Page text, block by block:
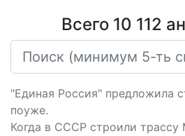
Всего 10 112
"Единая Россия" предложила
поуже.
Когда в СССР строили трассу